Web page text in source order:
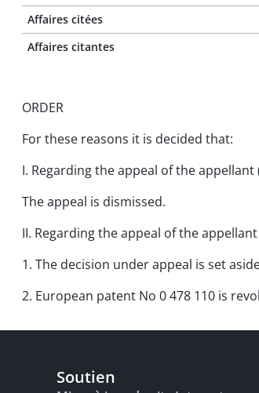
Affaires citées
Affaires citantes
ORDER
For these reasons it is decided that:
I. Regarding the appeal of the appellant
The appeal is dismissed.
II. Regarding the appeal of the
1. The decision under appeal is set
2. European patent No 0 478 110 is
Soutien